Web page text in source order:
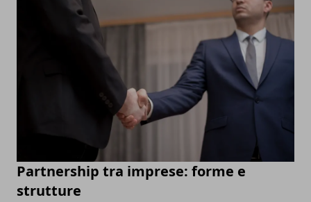
Partnership tra imprese: forme e
strutture